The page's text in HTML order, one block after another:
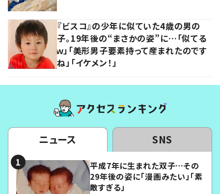
『ビスコ』の少年に似ていた4歳の男の
子。19年後の“まさかの姿”に…「似てる
ｗ」「美形男子要素持って産まれたのです
ね」「イケメン！」
ニュース SNS
平成7年に生まれた双子…その
29年後の姿に「漫画みたい」「素
敵すぎる」